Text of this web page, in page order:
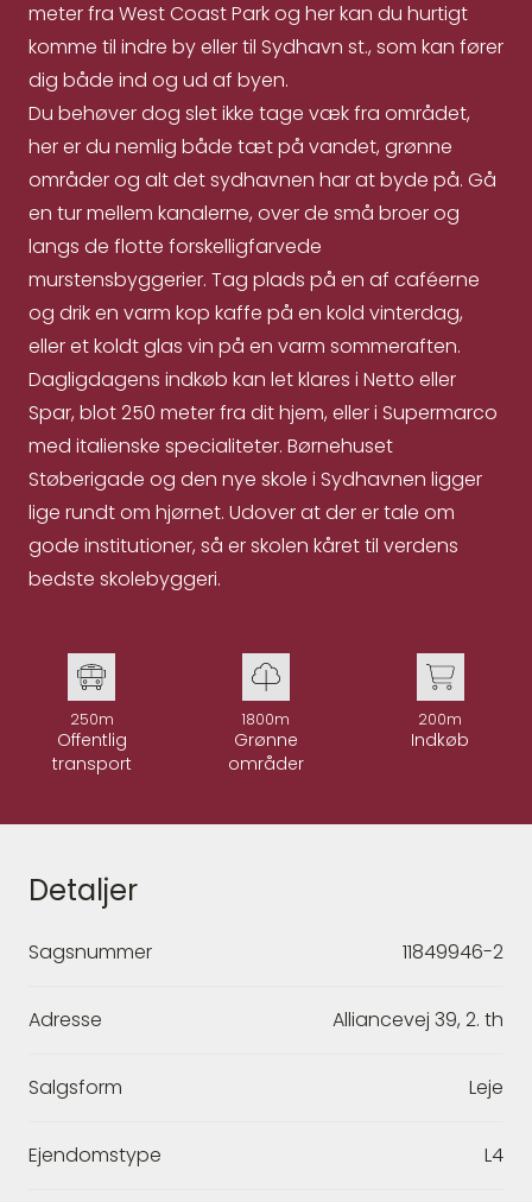
meter fra West Coast Park og her kan du hurtigt
komme til indre by eller til Sydhavn st., som kan fører
dig både ind og ud af byen.
Du behøver dog slet ikke tage væk fra området,
her er du nemlig både tæt på vandet, grønne
områder og alt det sydhavnen har at byde på. Gå
en tur mellem kanalerne, over de små broer og
langs de flotte forskelligfarvede
murstensbyggerier. Tag plads på en af caféerne
og drik en varm kop kaffe på en kold vinterdag,
eller et koldt glas vin på en varm sommeraften.
Dagligdagens indkøb kan let klares i Netto eller
Spar, blot 250 meter fra dit hjem, eller i Supermarco
med italienske specialiteter. Børnehuset
Støberigade og den nye skole i Sydhavnen ligger
lige rundt om hjørnet. Udover at der er tale om
gode institutioner, så er skolen kåret til verdens
bedste skolebyggeri.
250m
Offentlig
transport
1800m
Grønne
områder
200m
Indkøb
Detaljer
Sagsnummer 11849946-2
Adresse Alliancevej 39, 2. th
Salgsform Leje
Ejendomstype L4